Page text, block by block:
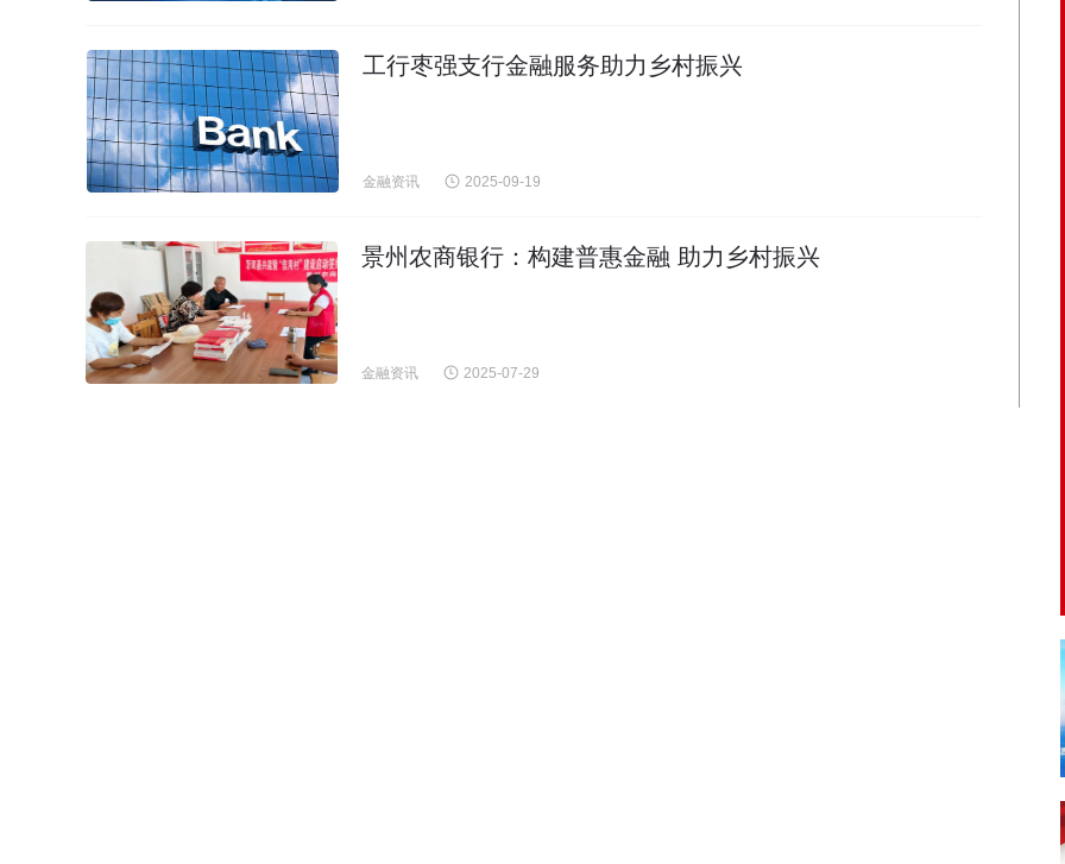
工行枣强支行金融服务助力乡村振兴
金融资讯 2025-09-19
景州农商银行：构建普惠金融 助力乡村振兴
金融资讯 2025-07-29